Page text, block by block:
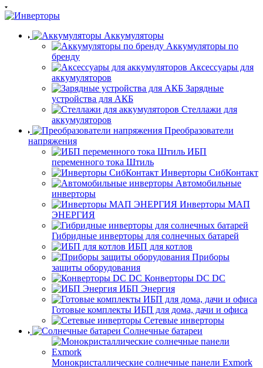
Аккумуляторы
Аккумуляторы по
бренду
Аксессуары для
аккумуляторов
Зарядные
устройства для АКБ
Стеллажи для
аккумуляторов
Преобразователи
напряжения
ИБП
переменного тока Штиль
Инверторы СибКонтакт
Автомобильные
инверторы
Инверторы МАП
ЭНЕРГИЯ
Гибридные инверторы для солнечных батарей
ИБП для котлов
Приборы
защиты оборудования
Конверторы DC DC
ИБП Энергия
Готовые комплекты ИБП для дома, дачи и офиса
Сетевые инверторы
Солнечные батареи
Монокристаллические солнечные панели Exmork